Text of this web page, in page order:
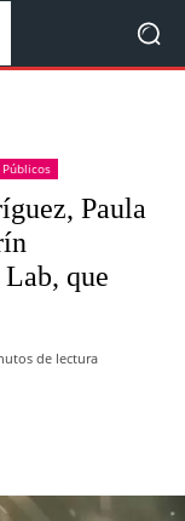
Públicos
Paula
que
de lectura